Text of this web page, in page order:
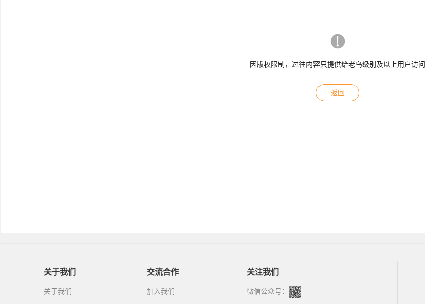
因版权限制，过往内容只提供给老鸟级别及以上用户访问
返回
关于我们
关于我们
交流合作
加入我们
关注我们
微信公众号：